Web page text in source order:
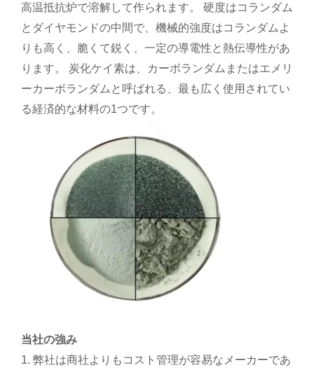
高温抵抗炉で溶解して作られます。 硬度はコランダム
とダイヤモンドの中間で、機械的強度はコランダムよ
りも高く、脆くて鋭く、一定の導電性と熱伝導性があ
ります。 炭化ケイ素は、カーボランダムまたはエメリ
ーカーボランダムと呼ばれる、最も広く使用されてい
る経済的な材料の1つです。
当社の強み
1. 弊社は商社よりもコスト管理が容易なメーカーであ